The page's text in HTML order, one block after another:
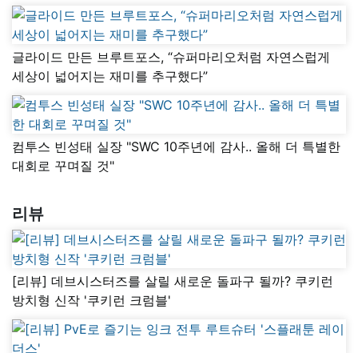
글라이드 만든 브루트포스, “슈퍼마리오처럼 자연스럽게
세상이 넓어지는 재미를 추구했다”
컴투스 빈성태 실장 "SWC 10주년에 감사.. 올해 더 특별한
대회로 꾸며질 것"
리뷰
[리뷰] 데브시스터즈를 살릴 새로운 돌파구 될까? 쿠키런
방치형 신작 '쿠키런 크럼블'